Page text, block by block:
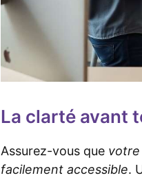
La clarté avant
Assurez-vous que votre
facilement accessible.